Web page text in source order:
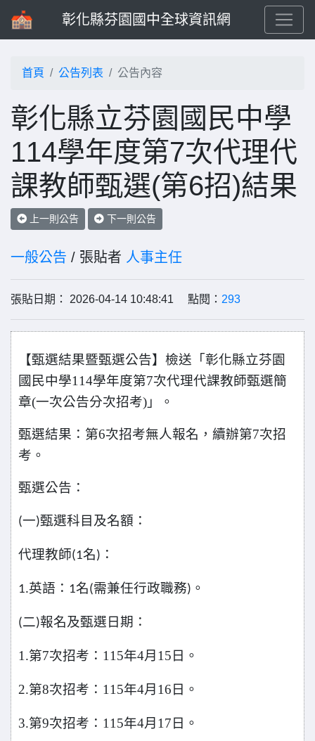
彰化縣芬園國中全球資訊網
首頁 公告列表 公告內容
彰化縣立芬園國民中學
114學年度第7次代理代
課教師甄選(第6招)結果
上一則公告 下一則公告
一般公告 / 張貼者 人事主任
張貼日期： 2026-04-14 10:48:41 點閱： 293
【甄選結果暨甄選公告】檢送「彰化縣立芬園
國民中學114學年度第7次代理代課教師甄選簡
章(一次公告分次招考)」。
甄選結果：第6次招考無人報名，續辦第7次招
考。
甄選公告：
(一)甄選科目及名額：
代理教師(1名) ：
1.英語： 1名(需兼任行政職務) 。
(二)報名及甄選日期：
1.第7次招考：115年4月15日。
2.第8次招考：115年4月16日。
3.第9次招考：115年4月17日。